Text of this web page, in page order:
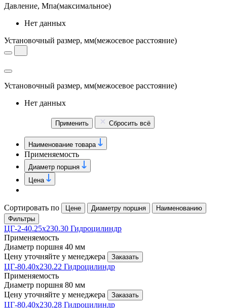
Давление, Мпа(максимальное)
Нет данных
Установочный размер, мм(межосевое расстояние)
Установочный размер, мм(межосевое расстояние)
Нет данных
Применить Сбросить всё
Наименование товара
Применяемость
Диаметр поршня
Цена
Сортировать по Цене Диаметру поршня
Наименованию
Фильтры
ЦГ-2-40.25х230.30 Гидроцилиндр
Применяемость
Диаметр поршня 40 мм
Цену уточняйте у менеджера
Заказать
ЦГ-80.40х230.22 Гидроцилиндр
Применяемость
Диаметр поршня 80 мм
Цену уточняйте у менеджера
Заказать
ЦГ-80.40х230.28 Гидроцилиндр